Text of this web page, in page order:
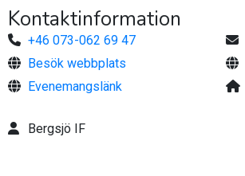
Kontaktinformation
+46 073-062 69 47
Besök webbplats
Evenemangslänk
Bergsjö IF